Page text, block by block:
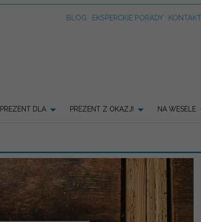
BLOG EKSPERCKIE PORADY
PREZENT DLA PREZENT Z OKAZJI NA WESELE